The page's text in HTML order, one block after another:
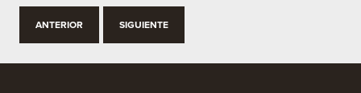
ANTERIOR SIGUIENTE